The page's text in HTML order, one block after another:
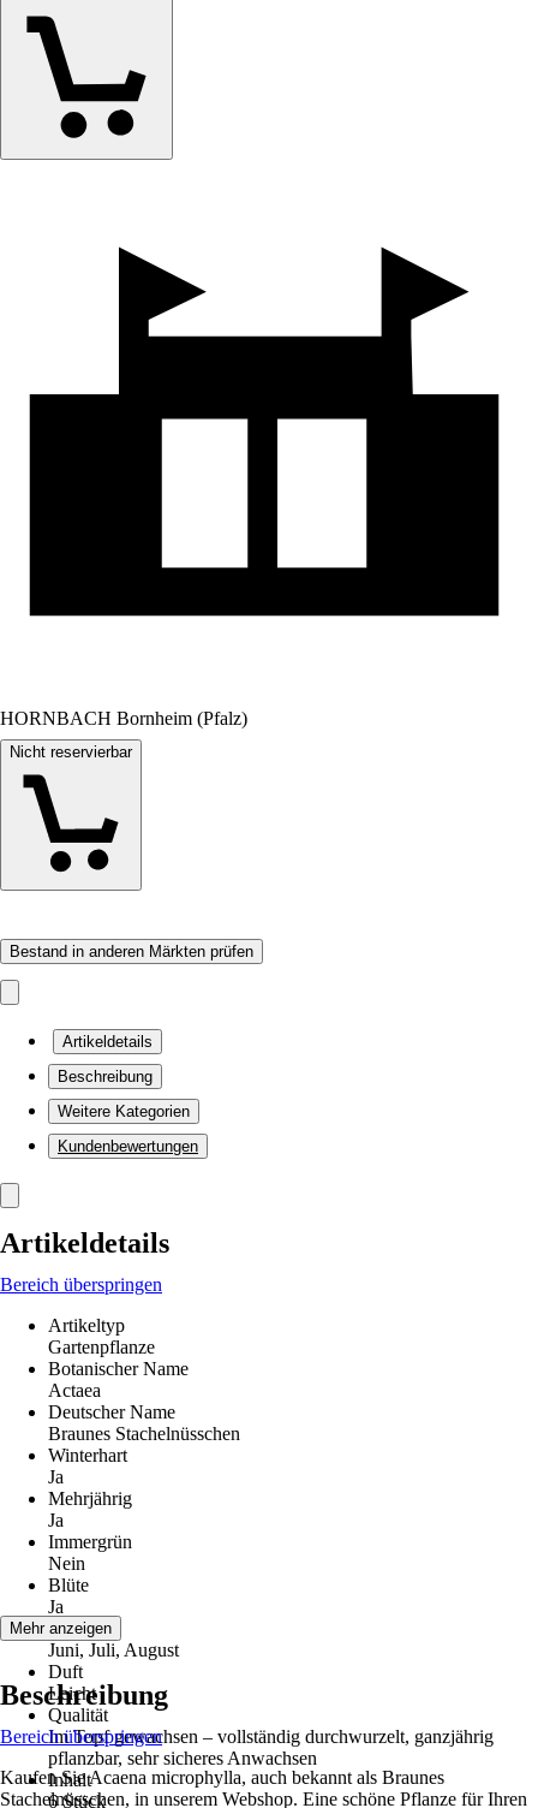
HORNBACH Bornheim (Pfalz)
Nicht reservierbar
Bestand in anderen Märkten prüfen
Artikeldetails
Beschreibung
Weitere Kategorien
Kundenbewertungen
Artikeldetails
Bereich überspringen
Artikeltyp
Gartenpflanze
Botanischer Name
Actaea
Deutscher Name
Braunes Stachelnüsschen
Winterhart
Ja
Mehrjährig
Ja
Immergrün
Nein
Blüte
Ja
Blütezeit
Juni, Juli, August
Duft
Leicht
Qualität
Im Topf gewachsen – vollständig durchwurzelt, ganzjährig
pflanzbar, sehr sicheres Anwachsen
Inhalt
6 Stück
Mehr anzeigen
Beschreibung
Bereich überspringen
Kaufen Sie Acaena microphylla, auch bekannt als Braunes
Stachelnüsschen, in unserem Webshop. Eine schöne Pflanze für Ihren